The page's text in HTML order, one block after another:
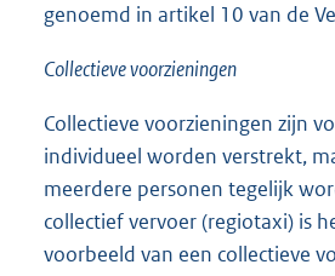
genoemd in artikel 10 van de
Collectieve voorzieningen
Collectieve voorzieningen zijn
individueel worden verstrekt,
meerdere personen tegelijk
collectief vervoer (regiotaxi) is
voorbeeld van een collectieve